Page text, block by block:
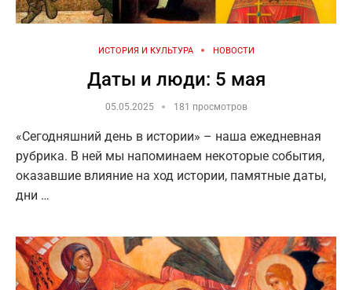
ИСТОРИЯ И КУЛЬТУРА НОВОСТИ
Даты и люди: 5 мая
05.05.2025 181 просмотров
«Сегодняшний день в истории» – наша ежедневная
рубрика. В ней мы напоминаем некоторые события,
оказавшие влияние на ход истории, памятные даты,
дни …